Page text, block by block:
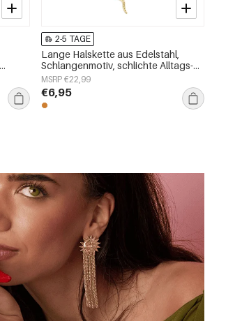
2-5 TAGE
Lange Halskette aus Edelstahl,
Schlangenmotiv, schlichte Alltags-
Serie, Damenschmuck
MSRP €22,99
€6,95